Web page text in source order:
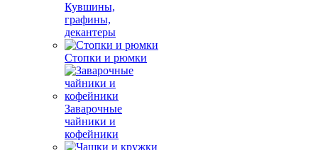
Кувшины,
графины,
декантеры
Стопки и рюмки
Заварочные
чайники и
кофейники